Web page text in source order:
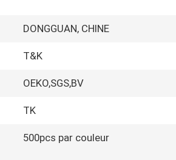
DONGGUAN, CHINE
T&K
OEKO,SGS,BV
TK
500pcs par couleur